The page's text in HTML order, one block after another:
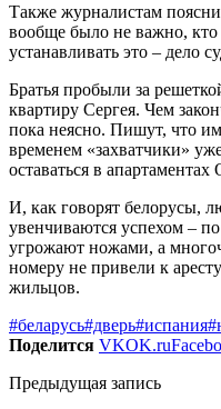
Также журналистам
вообще было не важно,
устанавливать это – дело
Братья пробыли за
квартиру Сергея. Чем
пока неясно. Пишут, что
временем «захватчики»
оставаться в апартаментах
И, как говорят белорусы,
увенчиваются успехом –
угрожают ножами, а
номеру не привели к
жильцов.
#беларусь#дверь#испания
Поделится VKOK.ru
Предыдущая запись